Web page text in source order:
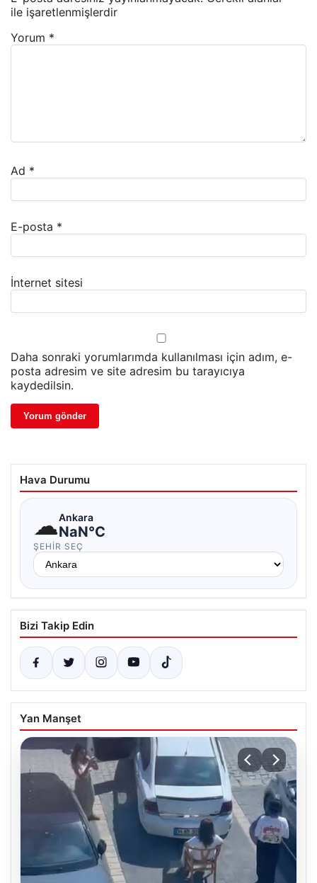
ile işaretlenmişlerdir
Yorum *
Ad *
E-posta *
İnternet sitesi
Daha sonraki yorumlarımda kullanılması için adım, e-
posta adresim ve site adresim bu tarayıcıya
kaydedilsin.
Hava Durumu
☁Ankara
NaN°C
ŞEHIR SEÇ
Bizi Takip Edin
Yan Manşet